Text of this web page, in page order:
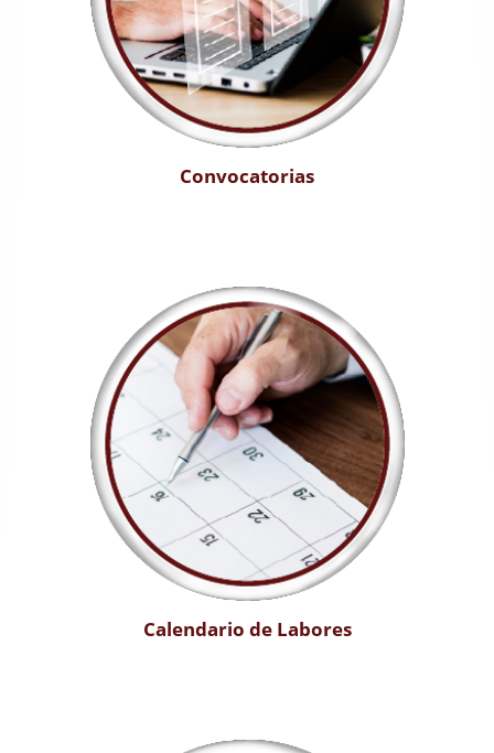
Convocatorias
Calendario de Labores